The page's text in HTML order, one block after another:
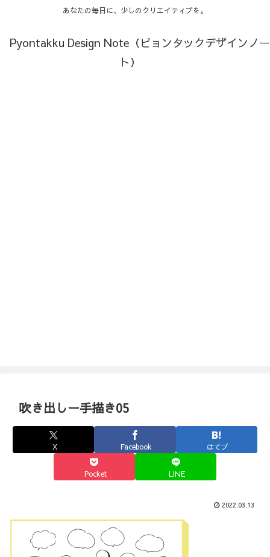
あなたの毎日に、少しのクリエイティブを。
Pyontakku Design Note（ピョンタックデザインノー
ト）
吹き出しー手描き05
X Facebook はてブ
Pocket LINE
2022.03.13